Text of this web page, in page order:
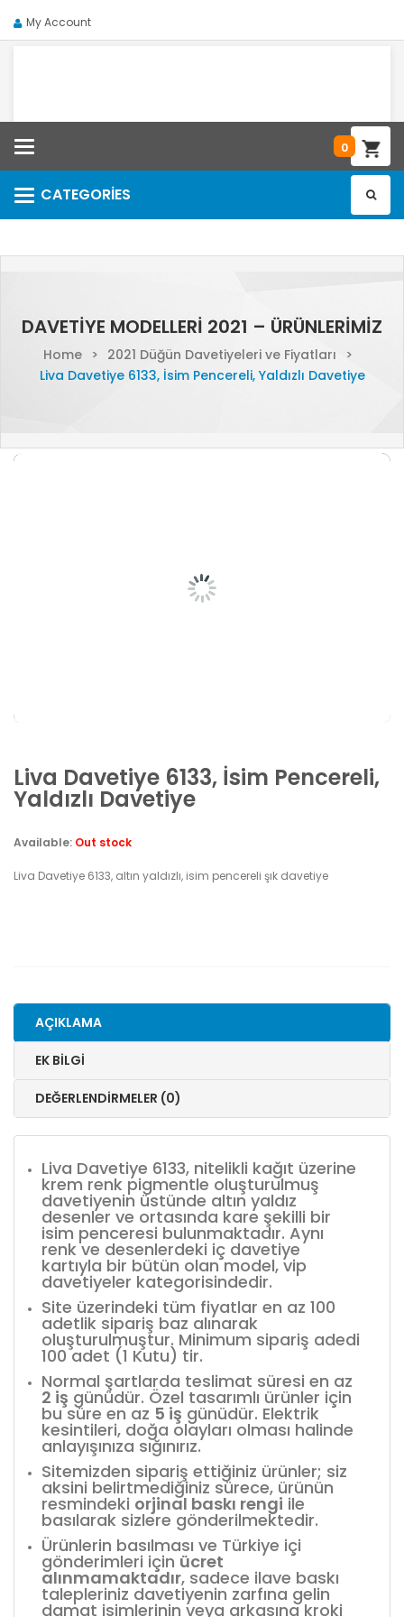
My Account
0
CATEGORIES
Categories
DAVETIYE MODELLERI 2021 – ÜRÜNLERIMIZ
Home > 2021 Düğün Davetiyeleri ve Fiyatları
>
Liva Davetiye 6133, İsim Pencereli, Yaldızlı Davetiye
Liva Davetiye 6133, İsim Pencereli,
Yaldızlı Davetiye
Available: Out stock
Liva Davetiye 6133, altın yaldızlı, isim pencereli şık davetiye
AÇIKLAMA
EK BILGI
DEĞERLENDIRMELER (0)
Liva Davetiye 6133, nitelikli kağıt üzerine
krem renk pigmentle oluşturulmuş
davetiyenin üstünde altın yaldız
desenler ve ortasında kare şekilli bir
isim penceresi bulunmaktadır. Aynı
renk ve desenlerdeki iç davetiye
kartıyla bir bütün olan model, vip
davetiyeler kategorisindedir.
Site üzerindeki tüm fiyatlar en az 100
adetlik sipariş baz alınarak
oluşturulmuştur. Minimum sipariş adedi
100 adet (1 Kutu) tir.
Normal şartlarda teslimat süresi en az
2 iş günüdür. Özel tasarımlı ürünler için
bu süre en az 5 iş günüdür. Elektrik
kesintileri, doğa olayları olması halinde
anlayışınıza sığınırız.
Sitemizden sipariş ettiğiniz ürünler; siz
aksini belirtmediğiniz sürece, ürünün
resmindeki orjinal baskı rengi ile
basılarak sizlere gönderilmektedir.
Ürünlerin basılması ve Türkiye içi
gönderimleri için ücret
alınmamaktadır, sadece ilave baskı
talepleriniz davetiyenin zarfına gelin
damat isimlerinin veya arkasına kroki